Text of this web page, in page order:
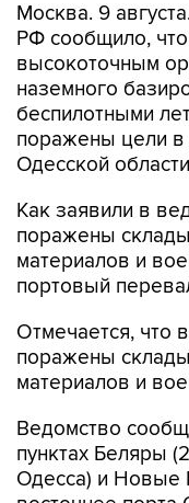
Москва. 9
РФ сообщило, что
высокоточным
наземного
беспилотными
поражены цели в
Одесской
Как заявили в
поражены
материалов и
портовый
Отмечается, что
поражены
материалов и
Ведомство
пунктах Беляры
Одесса) и Новые